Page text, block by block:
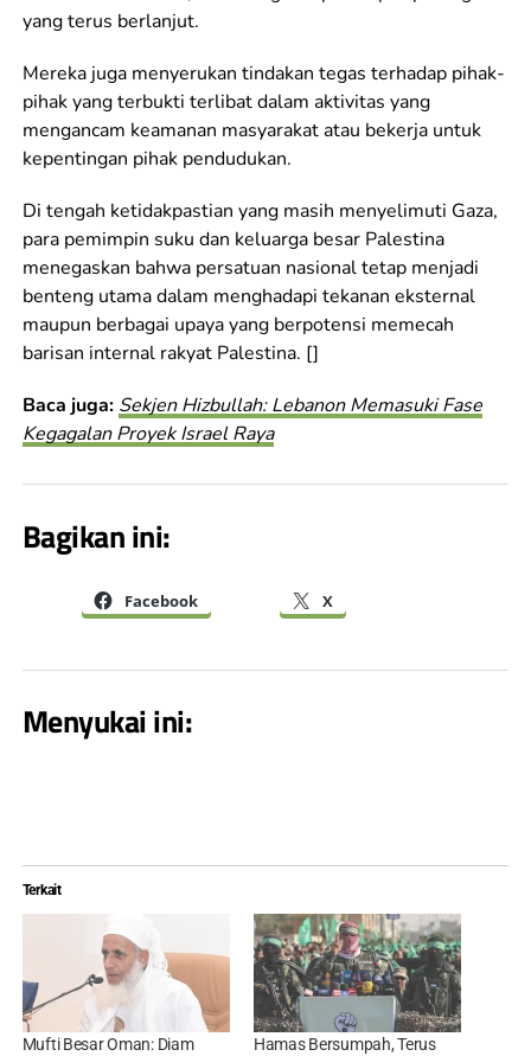
yang terus berlanjut.
Mereka juga menyerukan tindakan tegas terhadap pihak-
pihak yang terbukti terlibat dalam aktivitas yang
mengancam keamanan masyarakat atau bekerja untuk
kepentingan pihak pendudukan.
Di tengah ketidakpastian yang masih menyelimuti Gaza,
para pemimpin suku dan keluarga besar Palestina
menegaskan bahwa persatuan nasional tetap menjadi
benteng utama dalam menghadapi tekanan eksternal
maupun berbagai upaya yang berpotensi memecah
barisan internal rakyat Palestina. []
Baca juga: Sekjen Hizbullah: Lebanon Memasuki Fase
Kegagalan Proyek Israel Raya
Bagikan ini:
Facebook X
Menyukai ini:
Terkait
Mufti Besar Oman: Diam
Hamas Bersumpah, Terus